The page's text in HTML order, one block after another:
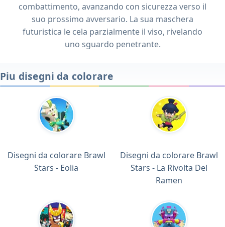
combattimento, avanzando con sicurezza verso il
suo prossimo avversario. La sua maschera
futuristica le cela parzialmente il viso, rivelando
uno sguardo penetrante.
Piu disegni da colorare
Disegni da colorare Brawl
Stars - Eolia
Disegni da colorare Brawl
Stars - La Rivolta Del
Ramen